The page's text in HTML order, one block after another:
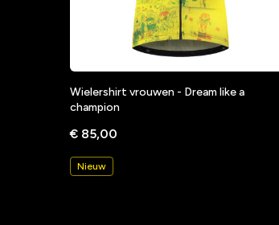
Wielershirt vrouwen - Dream like a
champion
€ 85,00
Nieuw